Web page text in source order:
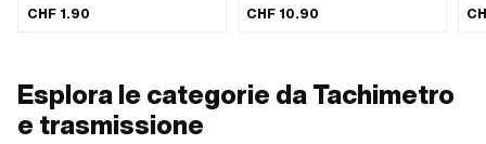
CHF 1.90
mm
CHF 10.90
Esplora le categorie da Tachimetro
e trasmissione